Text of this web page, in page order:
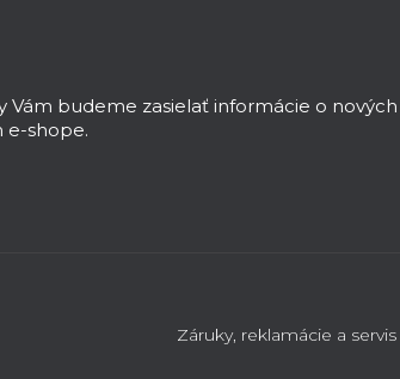
Vám budeme zasielať informácie o nových
e-shope.
Záruky, reklamácie a servis